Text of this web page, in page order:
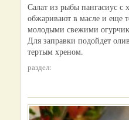
Салат из рыбы пангасиус с
обжаривают в масле и еще
молодыми свежими
Для заправки подойдет
тертым хреном.
раздел: